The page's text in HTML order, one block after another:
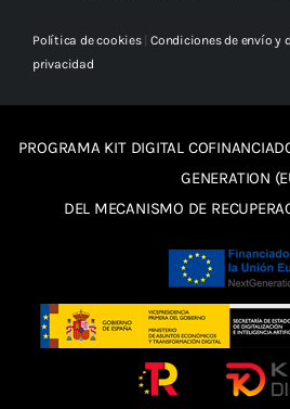
Política de cookies|Condiciones de envío y
privacidad
PROGRAMA KIT DIGITAL
GENERATION
DEL MECANISMO DE